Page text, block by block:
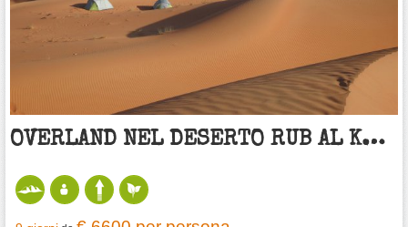
OVERLAND NEL DESERTO RUB AL KHALI